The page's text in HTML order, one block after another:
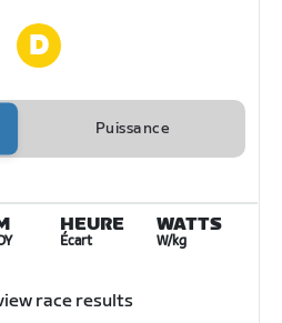
Puissance
HEURE
Écart
WATTS
W/kg
race results